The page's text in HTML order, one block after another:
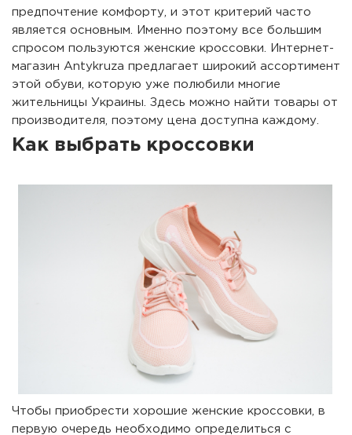
предпочтение комфорту, и этот критерий часто
является основным. Именно поэтому все большим
спросом пользуются женские кроссовки. Интернет-
магазин Antykruza предлагает широкий ассортимент
этой обуви, которую уже полюбили многие
жительницы Украины. Здесь можно найти товары от
производителя, поэтому цена доступна каждому.
Как выбрать кроссовки
Чтобы приобрести хорошие женские кроссовки, в
первую очередь необходимо определиться с